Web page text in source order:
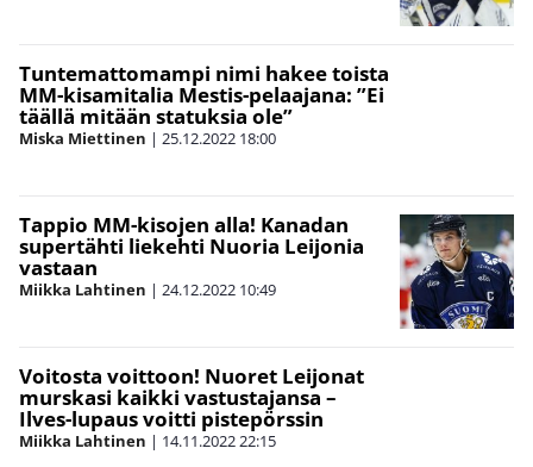
Tuntemattomampi nimi hakee toista
MM-kisamitalia Mestis-pelaajana: ”Ei
täällä mitään statuksia ole”
Miska Miettinen | 25.12.2022 18:00
Tappio MM-kisojen alla! Kanadan
supertähti liekehti Nuoria Leijonia
vastaan
Miikka Lahtinen | 24.12.2022 10:49
Voitosta voittoon! Nuoret Leijonat
murskasi kaikki vastustajansa –
Ilves-lupaus voitti pistepörssin
Miikka Lahtinen | 14.11.202222:15